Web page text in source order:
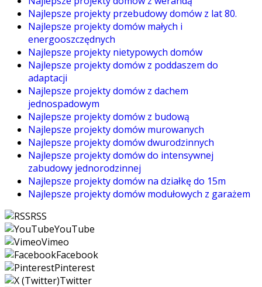
Najlepsze projekty przebudowy domów z lat 80.
Najlepsze projekty domów małych i
energooszczędnych
Najlepsze projekty nietypowych domów
Najlepsze projekty domów z poddaszem do
adaptacji
Najlepsze projekty domów z dachem
jednospadowym
Najlepsze projekty domów z budową
Najlepsze projekty domów murowanych
Najlepsze projekty domów dwurodzinnych
Najlepsze projekty domów do intensywnej
zabudowy jednorodzinnej
Najlepsze projekty domów na działkę do 15m
Najlepsze projekty domów modułowych z garażem
RSS
YouTube
Vimeo
Facebook
Pinterest
Twitter